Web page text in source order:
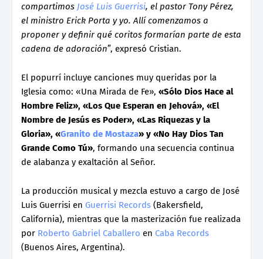
compartimos José Luis Guerrisi, el pastor Tony Pérez,
el ministro Erick Porta y yo. Allí comenzamos a
proponer y definir qué coritos formarían parte de esta
cadena de adoración”, expresó Cristian.
El popurrí incluye canciones muy queridas por la
Iglesia como: «Una Mirada de Fe», «Sólo Dios Hace al
Hombre Feliz», «Los Que Esperan en Jehová», «El
Nombre de Jesús es Poder», «Las Riquezas y la
Gloria», «Granito de Mostaza» y «No Hay Dios Tan
Grande Como Tú», formando una secuencia continua
de alabanza y exaltación al Señor.
La producción musical y mezcla estuvo a cargo de José
Luis Guerrisi en Guerrisi Records (Bakersfield,
California), mientras que la masterización fue realizada
por Roberto Gabriel Caballero en Caba Records
(Buenos Aires, Argentina).